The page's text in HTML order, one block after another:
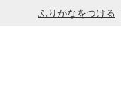
ふりがなをつける